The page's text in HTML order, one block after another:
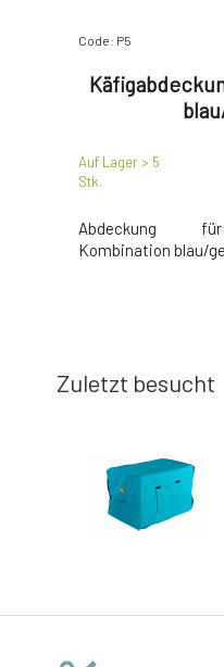
Code: P5
Auf Lager > 5
Stk.
Abdeckung
Kombination blau/
Zuletzt besucht